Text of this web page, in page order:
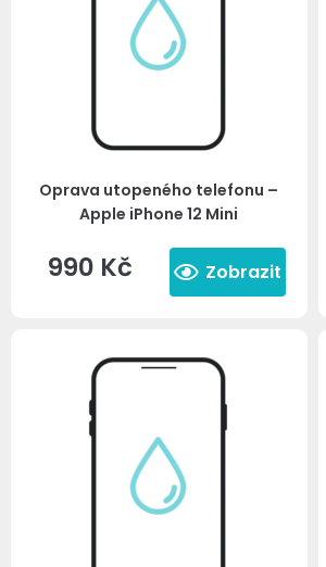
Oprava utopeného telefonu –
Apple iPhone 12 Mini
990 Kč Zobrazit